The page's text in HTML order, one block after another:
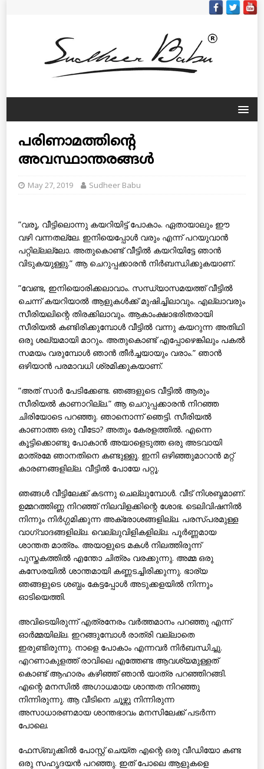
പരിണാമത്തിന്റെ
അവസ്ഥാന്തരങ്ങള്‍
May 27, 2019 Sudheer Babu
”വരൂ, വീട്ടിലൊന്നു കയറിയിട്ട് പോകാം. ഏതായാലും ഈ
വഴി വന്നതല്ലേ. ഇനിയെപ്പോള്‍ വരും എന്ന് പറയുവാന്‍
പറ്റില്ലല്ലോ. അതുകൊണ്ട് വീട്ടില്‍ കയറിയിട്ടേ ഞാന്‍
വിടുകയുള്ളു.” ആ ചെറുപ്പക്കാരന്‍ നിര്‍ബന്ധിക്കുകയാണ്.
”വേണ്ട, ഇനിയൊരിക്കലാവാം. സന്ധ്യാസമയത്ത് വീട്ടില്‍
ചെന്ന് കയറിയാല്‍ ആളുകള്‍ക്ക് മുഷിച്ചിലാവും. എല്ലാവരും
സീരിയലിന്റെ തിരക്കിലാവും. ആകാംക്ഷാഭരിതരായി
സീരിയല്‍ കണ്ടിരിക്കുമ്പോള്‍ വീട്ടില്‍ വന്നു കയറുന്ന അതിഥി
ഒരു ശല്യമായി മാറും. അതുകൊണ്ട് എപ്പോഴെങ്കിലും പകല്‍
സമയം വരുമ്പോള്‍ ഞാന്‍ തീര്‍ച്ചയായും വരാം.” ഞാന്‍
ഒഴിയാന്‍ പരമാവധി ശ്രമിക്കുകയാണ്.
”അത് സാര്‍ പേടിക്കേണ്ട. ഞങ്ങളുടെ വീട്ടില്‍ ആരും
സീരിയല്‍ കാണാറില്ല.” ആ ചെറുപ്പക്കാരന്‍ നിറഞ്ഞ
ചിരിയോടെ പറഞ്ഞു. ഞാനൊന്ന് ഞെട്ടി. സീരിയല്‍
കാണാത്ത ഒരു വീടോ? അതും കേരളത്തില്‍. എന്നെ
കൂട്ടിക്കൊണ്ടു പോകാന്‍ അയാളെടുത്ത ഒരു അടവായി
മാത്രമേ ഞാനതിനെ കണ്ടുള്ളൂ. ഇനി ഒഴിഞ്ഞുമാറാന്‍ മറ്റ്
കാരണങ്ങളില്ല. വീട്ടില്‍ പോയേ പറ്റൂ.
ഞങ്ങള്‍ വീട്ടിലേക്ക് കടന്നു ചെല്ലുമ്പോള്‍. വീട് നിശബ്ദമാണ്.
ഉമ്മറത്തിണ്ണ നിറഞ്ഞ് നിലവിളക്കിന്റെ ശോഭ. ടെലിവിഷനില്‍
നിന്നും നിര്‍ഗ്ഗമിക്കുന്ന അക്രോശങ്ങളില്ല. പരസ്പരമുള്ള
വാഗ്വാദങ്ങളില്ല. വെല്ലുവിളികളില്ല. പൂര്‍ണ്ണമായ
ശാന്തത മാത്രം. അയാളുടെ മകള്‍ നിലത്തിരുന്ന്
പുസ്തകത്തില്‍ എന്തോ ചിത്രം വരക്കുന്നു. അമ്മ ഒരു
കസേരയില്‍ ശാന്തമായി കണ്ണടച്ചിരിക്കുന്നു. ഭാര്യ
ഞങ്ങളുടെ ശബ്ധം കേട്ടപ്പോള്‍ അടുക്കളയില്‍ നിന്നും
ഓടിയെത്തി.
അവിടെയിരുന്ന് എത്രനേരം വര്‍ത്തമാനം പറഞ്ഞു എന്ന്
ഓര്‍മ്മയില്ല. ഇറങ്ങുമ്പോള്‍ രാത്രി വല്ലാതെ
ഇരുണ്ടിരുന്നു. നാളെ പോകാം എന്നവര്‍ നിര്‍ബന്ധിച്ചു.
എറണാകുളത്ത് രാവിലെ എത്തേണ്ട ആവശ്യമുള്ളത്
കൊണ്ട് ആഹാരം കഴിഞ്ഞ് ഞാന്‍ യാത്ര പറഞ്ഞിറങ്ങി.
എന്റെ മനസില്‍ അഗാധമായ ശാന്തത നിറഞ്ഞു
നിന്നിരുന്നു. ആ വീടിനെ ചൂഴ്ന്നു നിന്നിരുന്ന
അസാധാരണമായ ശാന്തഭാവം മനസിലേക്ക് പടര്‍ന്ന
പോലെ.
ഫേസ്ബുക്കില്‍ പോസ്റ്റ് ചെയ്ത എന്റെ ഒരു വീഡിയോ കണ്ട
ഒരു സഹൃദയന്‍ പറഞ്ഞു. ഇത് പോലെ ആളുകളെ